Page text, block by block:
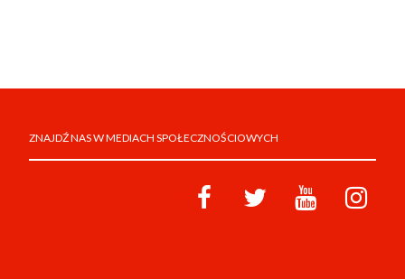
ZNAJDŹ NAS W MEDIACH SPOŁECZNOŚCIOWYCH